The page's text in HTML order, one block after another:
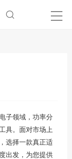
子领域，功率分
具。面对市场上
选择一款真正适
出发，为您提供